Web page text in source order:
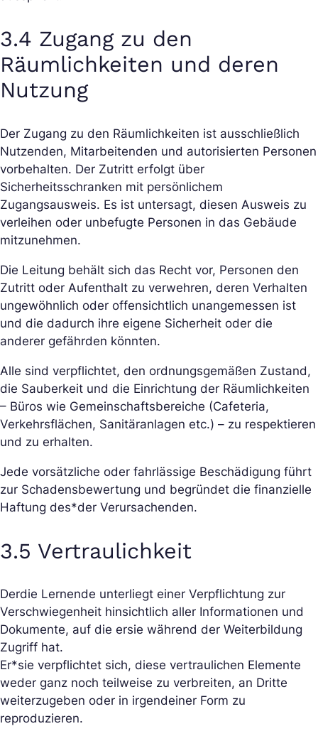
3.4 Zugang zu den
Räumlichkeiten und deren
Nutzung
Der Zugang zu den Räumlichkeiten ist ausschließlich
Nutzenden, Mitarbeitenden und autorisierten Personen
vorbehalten. Der Zutritt erfolgt über
Sicherheitsschranken mit persönlichem
Zugangsausweis. Es ist untersagt, diesen Ausweis zu
verleihen oder unbefugte Personen in das Gebäude
mitzunehmen.
Die Leitung behält sich das Recht vor, Personen den
Zutritt oder Aufenthalt zu verwehren, deren Verhalten
ungewöhnlich oder offensichtlich unangemessen ist
und die dadurch ihre eigene Sicherheit oder die
anderer gefährden könnten.
Alle sind verpflichtet, den ordnungsgemäßen Zustand,
die Sauberkeit und die Einrichtung der Räumlichkeiten
– Büros wie Gemeinschaftsbereiche (Cafeteria,
Verkehrsflächen, Sanitäranlagen etc.) – zu respektieren
und zu erhalten.
Jede vorsätzliche oder fahrlässige Beschädigung führt
zur Schadensbewertung und begründet die finanzielle
Haftung des*der Verursachenden.
3.5 Vertraulichkeit
Derdie Lernende unterliegt einer Verpflichtung zur
Verschwiegenheit hinsichtlich aller Informationen und
Dokumente, auf die ersie während der Weiterbildung
Zugriff hat.
Er*sie verpflichtet sich, diese vertraulichen Elemente
weder ganz noch teilweise zu verbreiten, an Dritte
weiterzugeben oder in irgendeiner Form zu
reproduzieren.